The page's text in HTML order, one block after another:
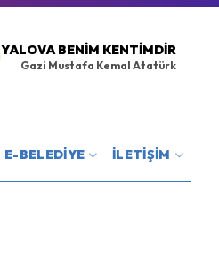
YALOVA BENIM KENTIMDIR
Gazi Mustafa Kemal Atatürk
E-BELEDİYE İLETİŞİM